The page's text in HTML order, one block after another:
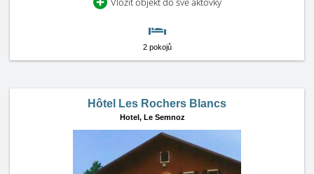
2 pokojů
Hôtel Les Rochers Blancs
Hotel, Le Semnoz